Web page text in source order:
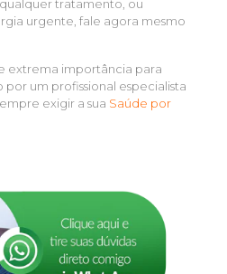
tratamento, ou
urgente, fale agora mesmo
extrema importância para
por um profissional especialista
exigir a sua Saúde por